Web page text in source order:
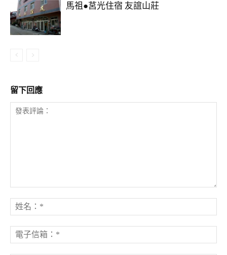
馬祖●莒光住宿 友誼山莊
留下回應